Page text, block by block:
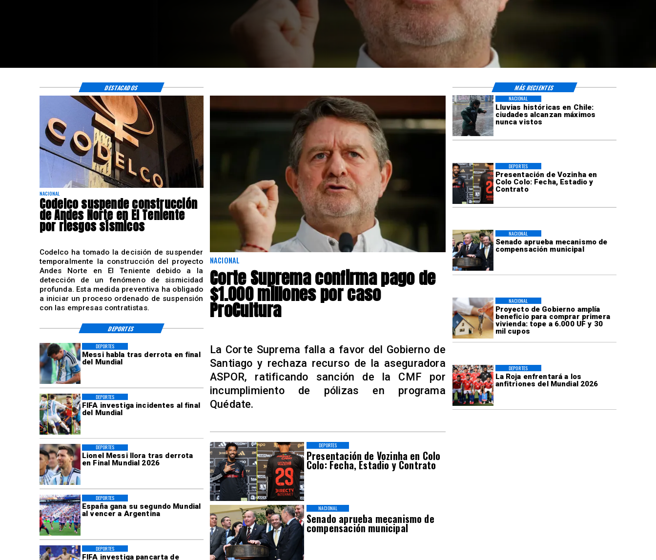
Lluvias históricas en Chile:
ciudades alcanzan máximos
nunca vistos
NACIONAL
Presentación de Vozinha en
Colo Colo: Fecha, Estadio y
Contrato
DEPORTES
Senado aprueba mecanismo de
compensación municipal
NACIONAL
Proyecto de Gobierno amplía
beneficio para comprar primera
vivienda: tope a 6.000 UF y 30
mil cupos
NACIONAL
La Roja enfrentará a los
anfitriones del Mundial 2026
DEPORTES
Messi habla tras derrota en final
del Mundial
DEPORTES
FIFA investiga incidentes al final
del Mundial
DEPORTES
Lionel Messi llora tras derrota
en Final Mundial 2026
DEPORTES
España gana su segundo Mundial
al vencer a Argentina
DEPORTES
FIFA investiga pancarta de
DEPORTES
Presentación de Vozinha en Colo
Colo: Fecha, Estadio y Contrato
DEPORTES
Senado aprueba mecanismo de
compensación municipal
NACIONAL
NACIONAL
Codelco suspende construcción
de Andes Norte en El Teniente
por riesgos sísmicos
Codelco ha tomado la decisión de suspender
temporalmente la construcción del proyecto
Andes Norte en El Teniente debido a la
detección de un fenómeno de sismicidad
profunda. Esta medida preventiva ha obligado
a iniciar un proceso ordenado de suspensión
con las empresas contratistas.
NACIONAL
Corte Suprema confirma pago de
$1.000 millones por caso
ProCultura
La Corte Suprema falla a favor del Gobierno de
Santiago y rechaza recurso de la aseguradora
ASPOR, ratificando sanción de la CMF por
incumplimiento de pólizas en programa
Quédate.
DESTACADOS MÁS RECIENTES
DEPORTES